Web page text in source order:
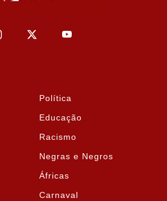
Política
Educação
Racismo
Negras e Negros
Áfricas
Carnaval